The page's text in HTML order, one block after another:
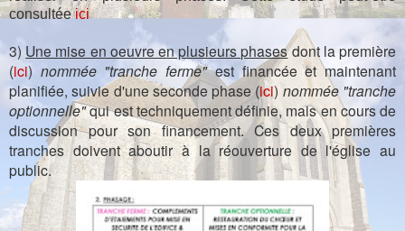
consultéeici
3) Une mise en oeuvre en plusieurs phasesdont la première
(ici) nommée "tranche ferme"est financée et maintenant
planifiée, suivie d'une seconde phase (ici) nommée "tranche
optionnelle"qui est techniquement définie, mais en cours de
discussion pour son financement. Ces deux premières
tranches doivent aboutir à la réouverture de l'église au
public.